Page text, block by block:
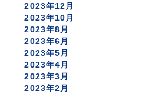
2023年12月
2023年10月
2023年8月
2023年6月
2023年5月
2023年4月
2023年3月
2023年2月